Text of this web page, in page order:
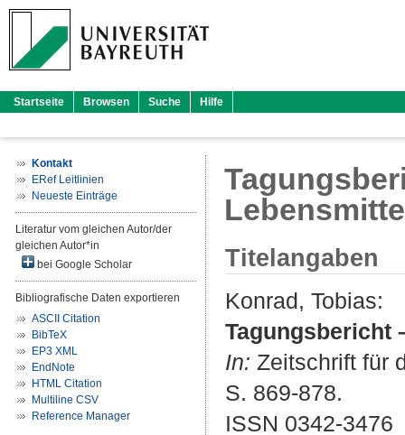
Startseite Browsen Suche Hilfe
Kontakt
ERef Leitlinien
Neueste Einträge
Literatur vom gleichen Autor/der
gleichen Autor*in
bei Google Scholar
Bibliografische Daten exportieren
ASCII Citation
BibTeX
EP3 XML
EndNote
HTML Citation
Multiline CSV
Reference Manager
Titelangaben
Konrad, Tobias:
Tagungsbericht
In: Zeitschrift für
S. 869-878.
ISSN 0342-3476